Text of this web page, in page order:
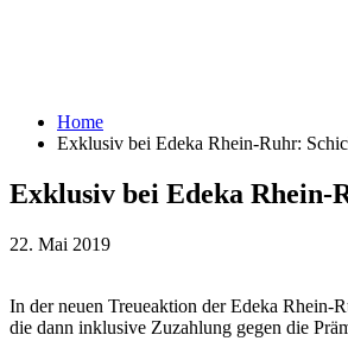
Home
Exklusiv bei Edeka Rhein-Ruhr:
Exklusiv bei Edeka Rhein-
22. Mai 2019
In der neuen Treueaktion der Edeka Rhein-
die dann inklusive Zuzahlung gegen die